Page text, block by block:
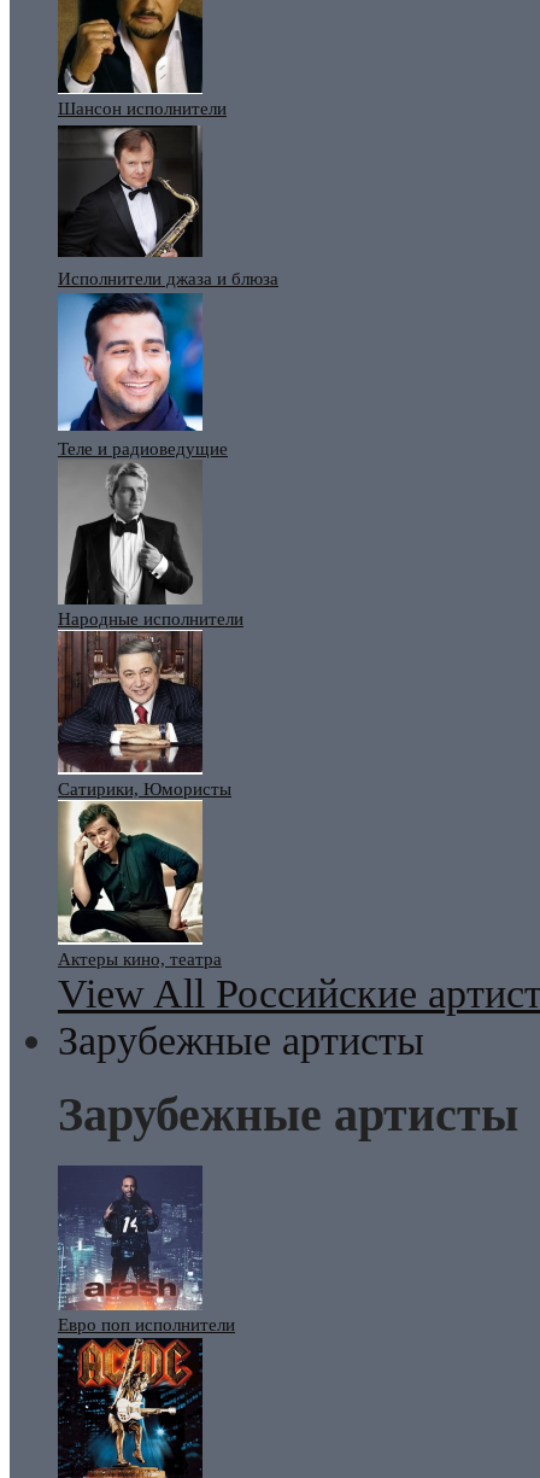
Шансон исполнители
Исполнители джаза и блюза
Теле и радиоведущие
Народные исполнители
Сатирики, Юмористы
Актеры кино, театра
View All Российские
Зарубежные артисты
Зарубежные артисты
Евро поп исполнители